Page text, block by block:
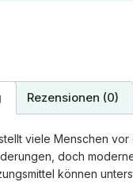
Rezensionen (0)
viele Menschen vor
doch
können